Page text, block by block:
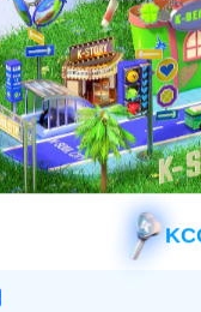
プライバシー
よくある質問